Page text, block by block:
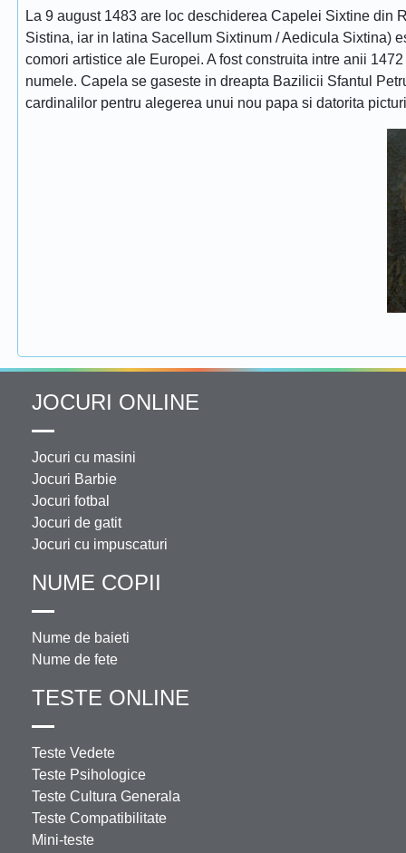
La 9 august 1483 are loc deschiderea Capelei Sixtine
Sistina, iar in latina Sacellum Sixtinum / Aedicula Sixtina)
comori artistice ale Europei. A fost construita intre anii
numele. Capela se gaseste in dreapta Bazilicii Sfantul
cardinalilor pentru alegerea unui nou papa si datorita
JOCURI ONLINE
Jocuri cu masini
Jocuri Barbie
Jocuri fotbal
Jocuri de gatit
Jocuri cu impuscaturi
NUME COPII
Nume de baieti
Nume de fete
TESTE ONLINE
Teste Vedete
Teste Psihologice
Teste Cultura Generala
Teste Compatibilitate
Mini-teste